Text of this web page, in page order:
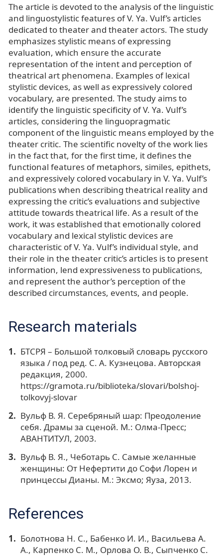
The article is devoted to the analysis of the linguistic
and linguostylistic features of V. Ya. Vulf’s articles
dedicated to theater and theater actors. The study
emphasizes stylistic means of expressing
evaluation, which ensure the accurate
representation of the intent and perception of
theatrical art phenomena. Examples of lexical
stylistic devices, as well as expressively colored
vocabulary, are presented. The study aims to
identify the linguistic specificity of V. Ya. Vulf’s
articles, considering the linguopragmatic
component of the linguistic means employed by the
theater critic. The scientific novelty of the work lies
in the fact that, for the first time, it defines the
functional features of metaphors, similes, epithets,
and expressively colored vocabulary in V. Ya. Vulf’s
publications when describing theatrical reality and
expressing the critic’s evaluations and subjective
attitude towards theatrical life. As a result of the
work, it was established that emotionally colored
vocabulary and lexical stylistic devices are
characteristic of V. Ya. Vulf’s individual style, and
their role in the theater critic’s articles is to present
information, lend expressiveness to publications,
and represent the author’s perception of the
described circumstances, events, and people.
Research materials
БТСРЯ – Большой толковый словарь русского
языка / под ред. С. А. Кузнецова. Авторская
редакция, 2000.
https://gramota.ru/biblioteka/slovari/bolshoj-
tolkovyj-slovar
Вульф В. Я. Серебряный шар: Преодоление
себя. Драмы за сценой. М.: Олма-Пресс;
АВАНТИТУЛ, 2003.
Вульф В. Я., Чеботарь С. Самые желанные
женщины: От Нефертити до Софи Лорен и
принцессы Дианы. М.: Эксмо; Яуза, 2013.
References
Болотнова Н. С., Бабенко И. И., Васильева А.
А., Карпенко С. М., Орлова О. В., Сыпченко С.